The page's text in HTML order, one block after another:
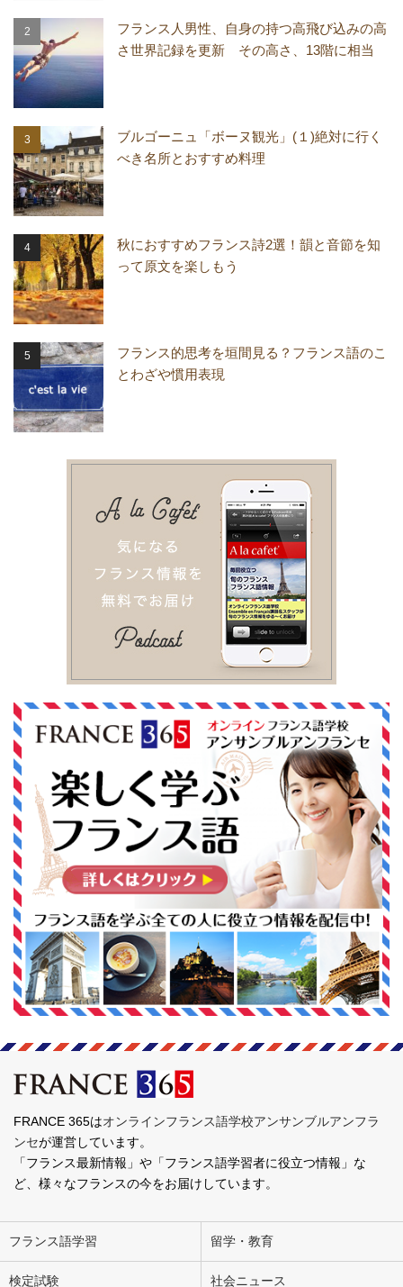
フランス人男性、自身の持つ高飛び込みの高
さ世界記録を更新 その高さ、13階に相当
ブルゴーニュ「ボーヌ観光」(１)絶対に行く
べき名所とおすすめ料理
秋におすすめフランス詩2選！韻と音節を知
って原文を楽しもう
フランス的思考を垣間見る？フランス語のこ
とわざや慣用表現
FRANCE 365はオンラインフランス語学校アンサンブルアンフラ
ンセが運営しています。
「フランス最新情報」や「フランス語学習者に役立つ情報」な
ど、様々なフランスの今をお届けしています。
フランス語学習 留学・教育
検定試験 社会ニュース